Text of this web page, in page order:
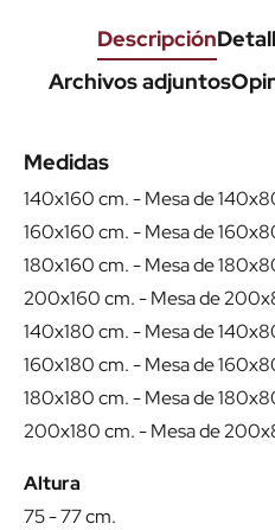
Descripción
Archivos adjuntos
Medidas
140x160 cm. - Mesa de
160x160 cm. - Mesa de
180x160 cm. - Mesa de
200x160 cm. - Mesa de
140x180 cm. - Mesa de
160x180 cm. - Mesa de
180x180 cm. - Mesa de
200x180 cm. - Mesa de
Altura
75 - 77 cm.